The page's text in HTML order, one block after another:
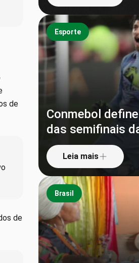
de
de
Esporte
Conmebol
das semifinais
Leia mais
Brasil